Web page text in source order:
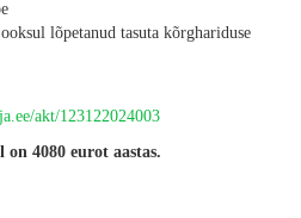
lõpetanud tasuta kõrghariduse
akt/123122024003
on 4080 eurot aastas.